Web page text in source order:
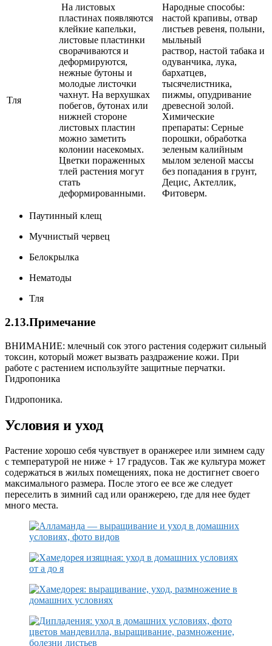
Тля
На листовых
пластинах появляются
клейкие капельки,
листовые пластинки
сворачиваются и
деформируются,
нежные бутоны и
молодые листочки
чахнут. На верхушках
побегов, бутонах или
нижней стороне
листовых пластин
можно заметить
колонии насекомых.
Цветки пораженных
тлей растения могут
стать
деформированными.
Народные способы:
настой крапивы, отвар
листьев ревеня, полыни,
мыльный
раствор, настой табака и
одуванчика, лука,
бархатцев,
тысячелистника,
пижмы, опудривание
древесной золой.
Химические
препараты: Серные
порошки, обработка
зеленым калийным
мылом зеленой массы
без попадания в грунт,
Децис, Актеллик,
Фитоверм.
Паутинный клещ
Мучнистый червец
Белокрылка
Нематоды
Тля
2.13.Примечание
ВНИМАНИЕ: млечный сок этого растения содержит сильный
токсин, который может вызвать раздражение кожи. При
работе с растением используйте защитные перчатки.
Гидропоника
Гидропоника.
Условия и уход
Растение хорошо себя чувствует в оранжерее или зимнем саду
с температурой не ниже + 17 градусов. Так же культура может
содержаться в жилых помещениях, пока не достигнет своего
максимального размера. После этого ее все же следует
переселить в зимний сад или оранжерею, где для нее будет
много места.